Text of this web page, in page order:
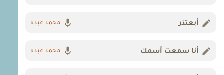
أبعتذر محمد عبده
أنا سمعت أسمك محمد عبده